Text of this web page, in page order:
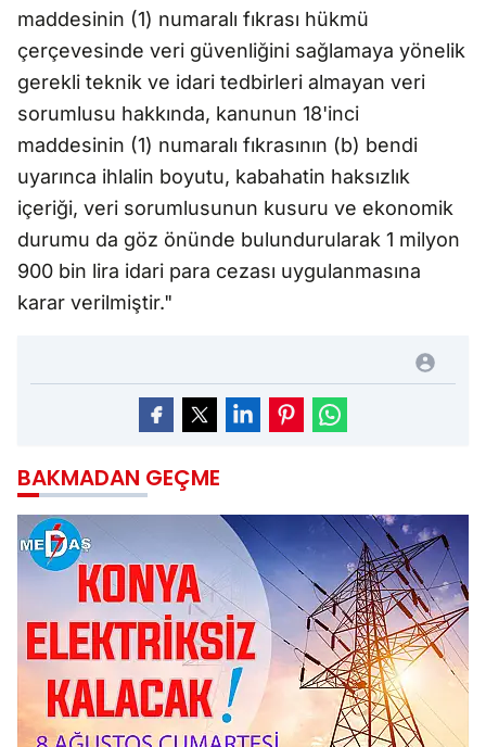
maddesinin (1) numaralı fıkrası hükmü
çerçevesinde veri güvenliğini sağlamaya yönelik
gerekli teknik ve idari tedbirleri almayan veri
sorumlusu hakkında, kanunun 18'inci
maddesinin (1) numaralı fıkrasının (b) bendi
uyarınca ihlalin boyutu, kabahatin haksızlık
içeriği, veri sorumlusunun kusuru ve ekonomik
durumu da göz önünde bulundurularak 1 milyon
900 bin lira idari para cezası uygulanmasına
karar verilmiştir."
BAKMADAN GEÇME